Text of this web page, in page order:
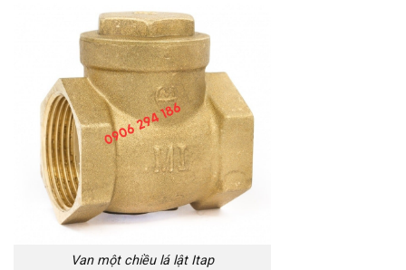
Van một chiều lá lật Itap